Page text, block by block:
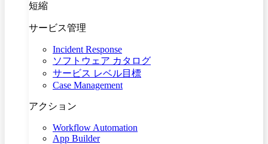
短縮
サービス管理
Incident Response
ソフトウェア カタログ
サービス レベル目標
Case Management
アクション
Workflow Automation
App Builder